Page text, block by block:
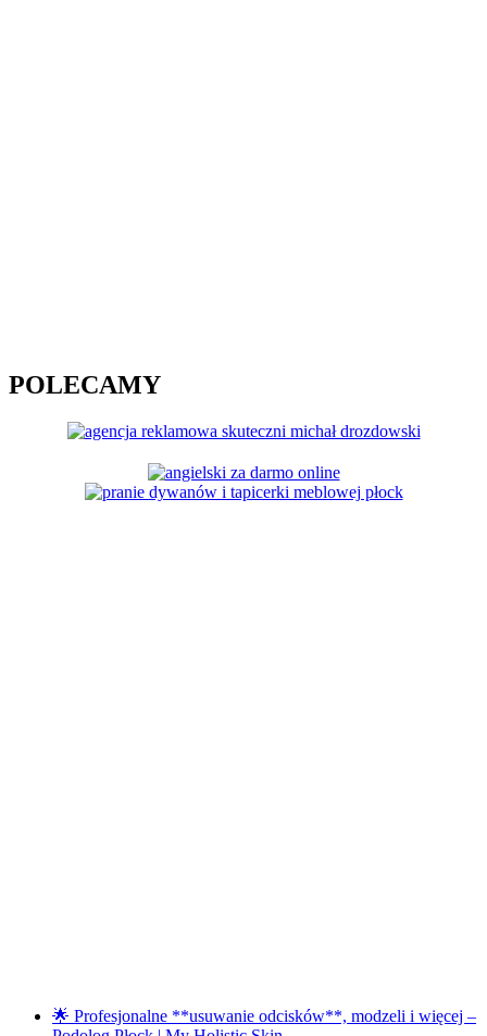
POLECAMY
🌟 Profesjonalne **usuwanie odcisków**, modzeli i więcej –